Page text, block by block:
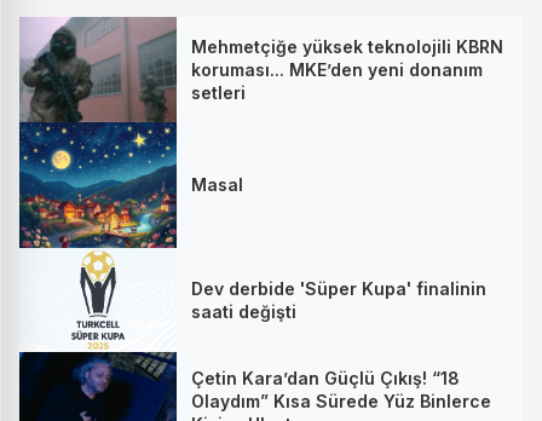
Mehmetçiğe yüksek teknolojili KBRN
koruması... MKE’den yeni donanım
setleri
Masal
Dev derbide 'Süper Kupa' finalinin
saati değişti
Çetin Kara’dan Güçlü Çıkış! “18
Olaydım” Kısa Sürede Yüz Binlerce